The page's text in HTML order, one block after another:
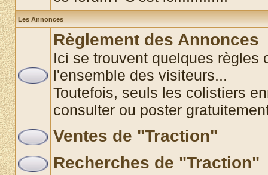
Les Annonces
Règlement des Annonces
Ici se trouvent quelques règles
l'ensemble des visiteurs...
Toutefois, seuls les colistiers
consulter ou poster
Ventes de "Traction"
Recherches de "Traction"